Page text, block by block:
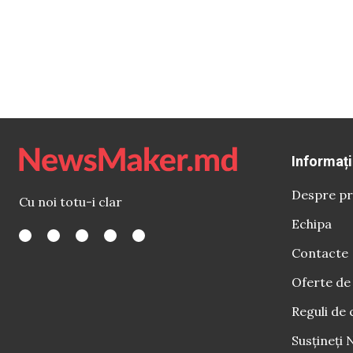
Cu noi totu-i clar
Despre
Echipa
Contacte
Oferte
Reguli de
Susțineți